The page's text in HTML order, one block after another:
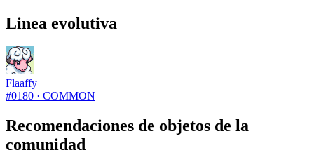
Linea evolutiva
Flaaffy
#0180 · COMMON
Recomendaciones de objetos de la
comunidad